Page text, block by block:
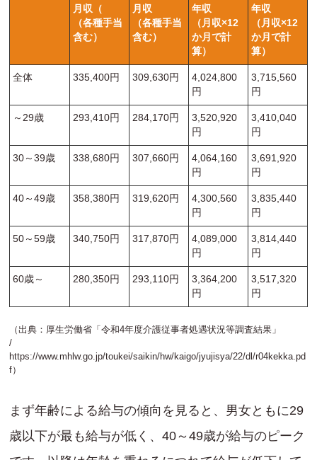
月収（
（各種手当
含む）
月収
（各種手当
含む）
年収
（月収×12
か月で計
算）
年収
（月収×12
か月で計
算）
全体 335,400円 309,630円
4,024,800
円
3,715,560
円
～29歳 293,410円 284,170円
3,520,920
円
3,410,040
円
30～39歳 338,680円 307,660円
4,064,160
円
3,691,920
円
40～49歳 358,380円 319,620円
4,300,560
円
3,835,440
円
50～59歳 340,750円 317,870円
4,089,000
円
3,814,440
円
60歳～ 280,350円 293,110円
3,364,200
円
3,517,320
円
（出典：厚生労働省「令和4年度介護従事者処遇状況等調査結果」
/
https://www.mhlw.go.jp/toukei/saikin/hw/kaigo/jyujisya/22/dl/r04kekka.pd
f）
まず年齢による給与の傾向を見ると、男女ともに29
歳以下が最も給与が低く、40～49歳が給与のピーク